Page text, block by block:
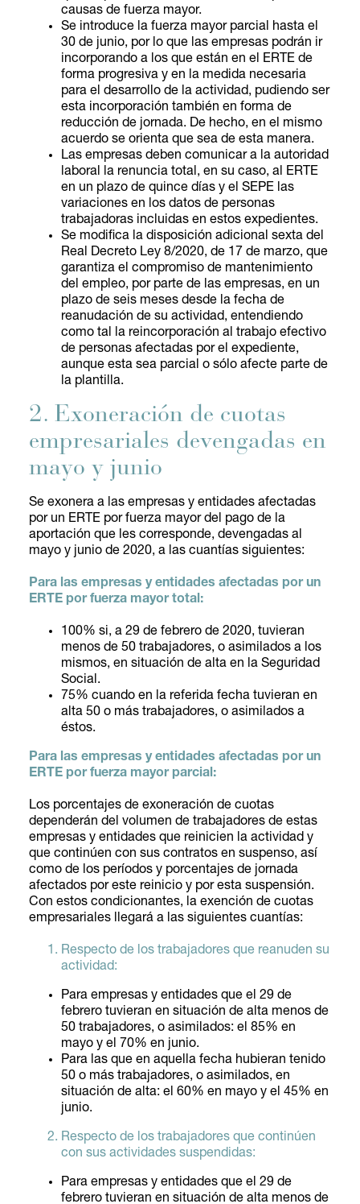
causas de fuerza mayor.
Se introduce la fuerza mayor parcial hasta el
30 de junio, por lo que las empresas podrán ir
incorporando a los que están en el ERTE de
forma progresiva y en la medida necesaria
para el desarrollo de la actividad, pudiendo ser
esta incorporación también en forma de
reducción de jornada. De hecho, en el mismo
acuerdo se orienta que sea de esta manera.
Las empresas deben comunicar a la autoridad
laboral la renuncia total, en su caso, al ERTE
en un plazo de quince días y el SEPE las
variaciones en los datos de personas
trabajadoras incluidas en estos expedientes.
Se modifica la disposición adicional sexta del
Real Decreto Ley 8/2020, de 17 de marzo, que
garantiza el compromiso de mantenimiento
del empleo, por parte de las empresas, en un
plazo de seis meses desde la fecha de
reanudación de su actividad, entendiendo
como tal la reincorporación al trabajo efectivo
de personas afectadas por el expediente,
aunque esta sea parcial o sólo afecte parte de
la plantilla.
2. Exoneración de cuotas
empresariales devengadas en
mayo y junio
Se exonera a las empresas y entidades afectadas
por un ERTE por fuerza mayor del pago de la
aportación que les corresponde, devengadas al
mayo y junio de 2020, a las cuantías siguientes:
Para las empresas y entidades afectadas por un
ERTE por fuerza mayor total:
100% si, a 29 de febrero de 2020, tuvieran
menos de 50 trabajadores, o asimilados a los
mismos, en situación de alta en la Seguridad
Social.
75% cuando en la referida fecha tuvieran en
alta 50 o más trabajadores, o asimilados a
éstos.
Para las empresas y entidades afectadas por un
ERTE por fuerza mayor parcial:
Los porcentajes de exoneración de cuotas
dependerán del volumen de trabajadores de estas
empresas y entidades que reinicien la actividad y
que continúen con sus contratos en suspenso, así
como de los períodos y porcentajes de jornada
afectados por este reinicio y por esta suspensión.
Con estos condicionantes, la exención de cuotas
empresariales llegará a las siguientes cuantías:
Respecto de los trabajadores que reanuden su
actividad:
Para empresas y entidades que el 29 de
febrero tuvieran en situación de alta menos de
50 trabajadores, o asimilados: el 85% en
mayo y el 70% en junio.
Para las que en aquella fecha hubieran tenido
50 o más trabajadores, o asimilados, en
situación de alta: el 60% en mayo y el 45% en
junio.
Respecto de los trabajadores que continúen
con sus actividades suspendidas:
Para empresas y entidades que el 29 de
febrero tuvieran en situación de alta menos de